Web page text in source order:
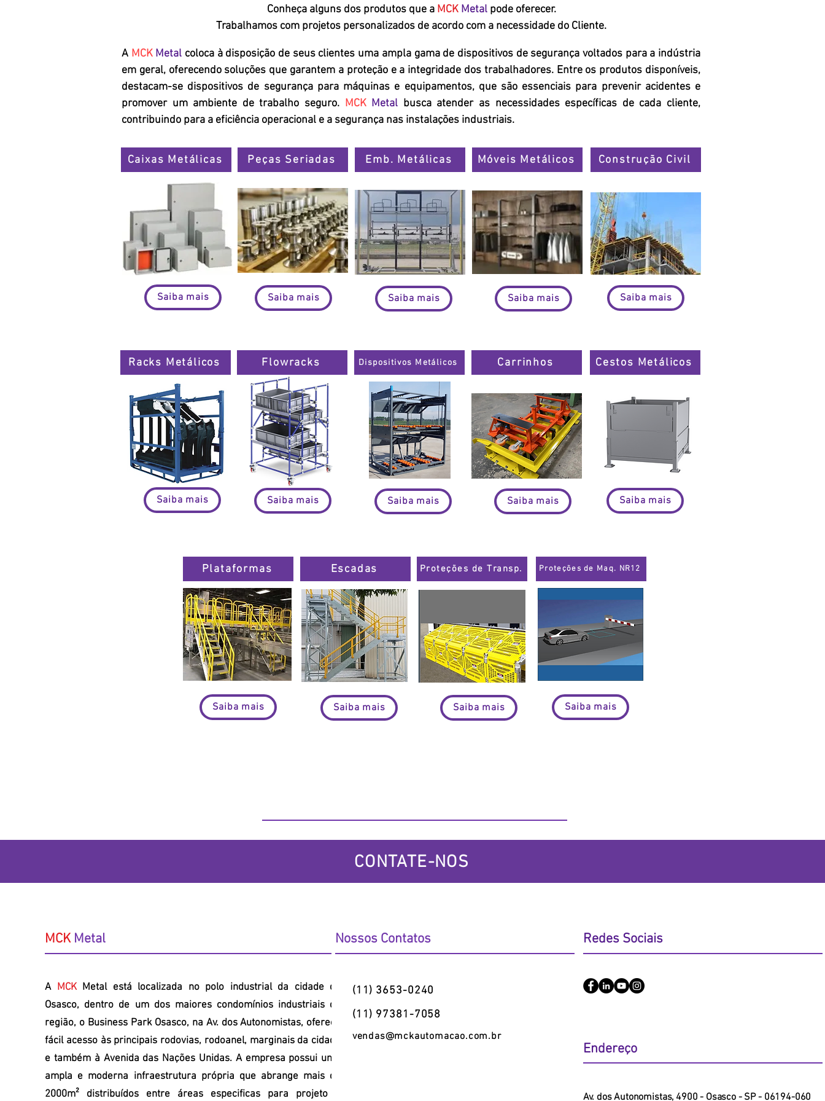
Conheça alguns dos produtos que a MCK Metalpode oferecer.
Trabalhamos com projetos personalizados de acordo com a necessidade do Cliente.
A MCK Metal coloca à disposição de seus clientes uma ampla gama de dispositivos de segurança voltados para a indústria
em geral, oferecendo soluções que garantem a proteção e a integridade dos trabalhadores. Entre os produtos disponíveis,
destacam-se dispositivos de segurança para máquinas e equipamentos, que são essenciais para prevenir acidentes e
promover um ambiente de trabalho seguro. MCK Metal busca atender as necessidades específicas de cada cliente,
contribuindo para a eficiência operacional e a segurança nas instalações industriais.
Caixas Metálicas
Saiba mais
Peças Seriadas
Saiba mais
Emb. Metálicas
Saiba mais
Móveis Metálicos
Saiba mais
Construção Civil
Saiba mais
Racks Metálicos
Saiba mais
Flowracks
Saiba mais
Dispositivos Metálicos
Saiba mais
Carrinhos
Saiba mais
Cestos Metálicos
Saiba mais
Plataformas
Saiba mais
Escadas
Saiba mais
Proteções de Transp.
Saiba mais
Proteções de Maq. NR12
Saiba mais
CONTATE-NOS
MCK Metal
A MCKMetal está localizada no polo industrial da cidade de
Osasco, dentro de um dos maiores condomínios industriais da
região, o Business Park Osasco, na Av. dos Autonomistas, oferece
fácil acesso às principais rodovias, rodoanel, marginais da cidade
e também à Avenida das Nações Unidas. A empresa possui uma
ampla e moderna infraestrutura própria que abrange mais de
2000m² distribuídos entre áreas especificas para projeto e
Nossos Contatos
(11) 3653-0240
(11) 97381-7058
vendas@mckautomacao.com.br
Redes Sociais
Endereço
​Av. dos Autonomistas, 4900 - Osasco - SP - 06194-060